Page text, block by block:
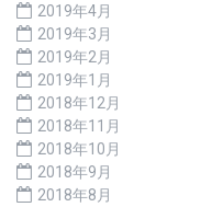
2019年4月
2019年3月
2019年2月
2019年1月
2018年12月
2018年11月
2018年10月
2018年9月
2018年8月